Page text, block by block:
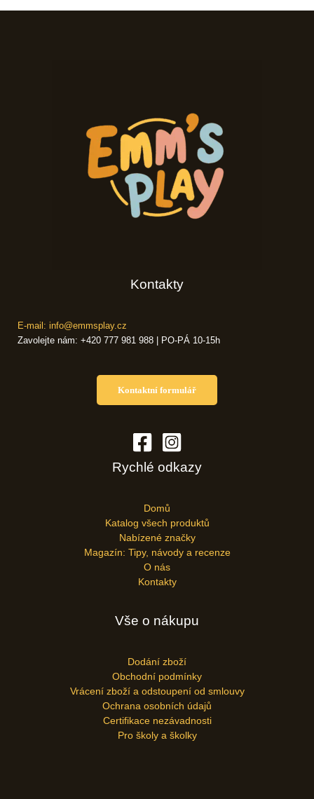
Kontakty
E-mail: info@emmsplay.cz
Zavolejte nám: +420 777 981 988 | PO-PÁ 10-15h
Kontaktní formulář
Rychlé odkazy
Domů
Katalog všech produktů
Nabízené značky
Magazín: Tipy, návody a recenze
O nás
Kontakty
Vše o nákupu
Dodání zboží
Obchodní podmínky
Vrácení zboží a odstoupení od smlouvy
Ochrana osobních údajů
Certifikace nezávadnosti
Pro školy a školky